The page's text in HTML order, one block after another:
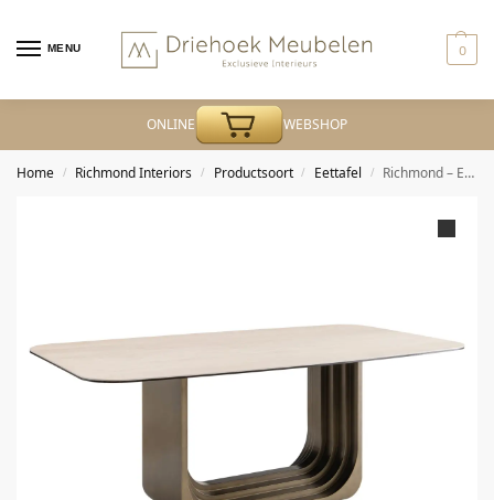
MENU 0
ONLINE WEBSHOP
Home / Richmond Interiors / Productsoort / Eettafel / Richmond – Eettafel Maxfield beige 230